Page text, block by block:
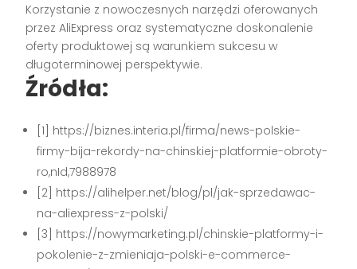
Korzystanie z nowoczesnych narzędzi oferowanych
przez AliExpress oraz systematyczne doskonalenie
oferty produktowej są warunkiem sukcesu w
długoterminowej perspektywie.
Źródła:
[1] https://biznes.interia.pl/firma/news-polskie-
firmy-bija-rekordy-na-chinskiej-platformie-obroty-
ro,nId,7988978
[2] https://alihelper.net/blog/pl/jak-sprzedawac-
na-aliexpress-z-polski/
[3] https://nowymarketing.pl/chinskie-platformy-i-
pokolenie-z-zmieniaja-polski-e-commerce-